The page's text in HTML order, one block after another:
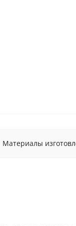
Материалы